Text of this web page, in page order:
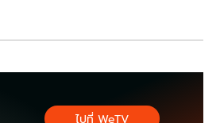
ไปที่ WeTV